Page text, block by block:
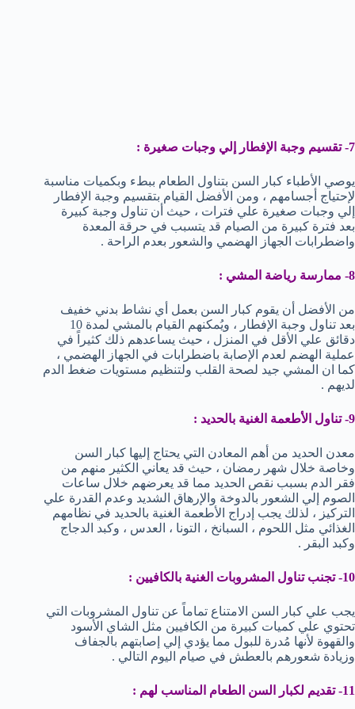
7- تقسيم وجبة الإفطار إلي وجبات صغيرة :
يوصي الأطباء كبار السن بتناول الطعام ببطء وبكميات مناسبة
لإحتياج أجسامهم ، ومن الأفضل القيام بتقسيم وجبة الإفطار
إلي وجبات صغيرة علي فترات ، حيث أن تناول وجبة كبيرة
بعد فترة كبيرة من الصيام قد يتسبب في حرقة المعدة
واضطرابات الجهاز الهضمي والشعور بعدم الراحة .
8- ممارسة رياضة المشي :
من الأفضل أن يقوم كبار السن بعمل أي نشاط بدني خفيف
بعد تناول وجبة الإفطار ، ويُمكنهم القيام بالمشي لمدة 10
دقائق علي الأقل في المنزل ، حيث يساعدهم ذلك كثيراً في
عملية الهضم لعدم الإصابة باضطرابات في الجهاز الهضمي ،
كما ان المشي جيد لصحة القلب ولتنظيم مستويات ضغط الدم
لديهم .
9- تناول الأطعمة الغنية بالحديد :
معدن الحديد من أهم المعادن التي يحتاج إليها كبار السن
وخاصة خلال شهر رمضان ، حيث قد يعاني الكثير منهم من
فقر الدم بسبب نقص الحديد مما قد يعرضهم خلال ساعات
الصوم إلي الشعور بالدوخة والإرهاق الشديد وعدم القدرة علي
التركيز ، لذلك يجب إدراج الأطعمة الغنية بالحديد في نظامهم
الغذائي مثل اللحوم ، السبانخ ، التونا ، العدس ، وكبد الدجاج
وكبد البقر .
10- تجنب تناول المشروبات الغنية بالكافيين :
يجب علي كبار السن الامتناع تماماً عن تناول المشروبات التي
تحتوي علي كميات كبيرة من الكافيين مثل الشاي الأسود
والقهوة لأنها مُدرة للبول مما يؤدي إلي إصابتهم بالجفاف
وزيادة شعورهم بالعطش في صيام اليوم التالي .
11- تقديم لكبار السن الطعام المناسب لهم :